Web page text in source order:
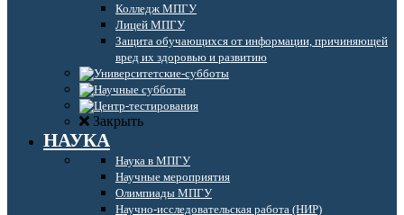
Колледж МПГУ
Лицей МПГУ
Защита обучающихся от информации, причиняющей
вред их здоровью и развитию
Закрыть
НАУКА
Наука в МПГУ
Научные мероприятия
Олимпиады МПГУ
Научно-исследовательская работа (НИР)